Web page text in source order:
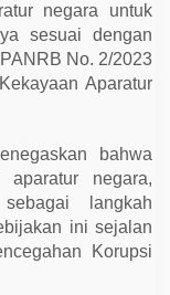
negara untuk
sesuai dengan
No. 2/2023
Aparatur
bahwa
negara,
langkah
ini sejalan
Korupsi